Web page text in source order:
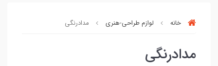
خانه لوازم طراحی-هنری مدادرنگی
مدادرنگی